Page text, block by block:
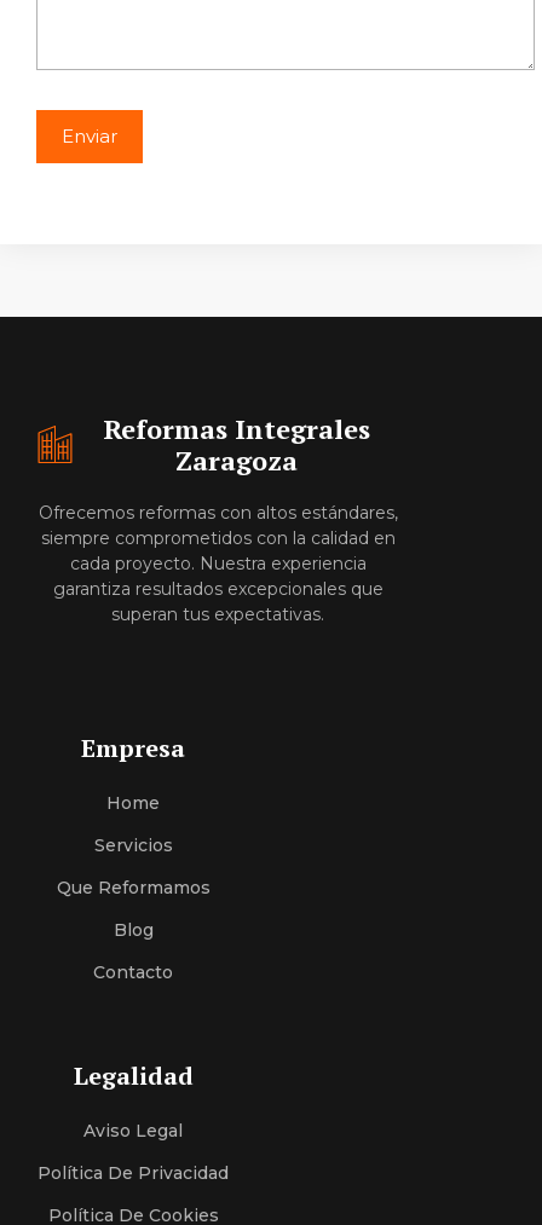
Reformas Integrales
Zaragoza
Ofrecemos reformas con altos estándares,
siempre comprometidos con la calidad en
cada proyecto. Nuestra experiencia
garantiza resultados excepcionales que
superan tus expectativas.
Empresa
Home
ServiciOS
Que Reformamos
Blog
Contacto
Legalidad
Aviso Legal
Política De Privacidad
Política De Cookies